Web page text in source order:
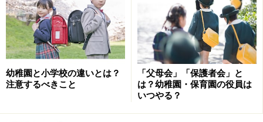
幼稚園と小学校の違いとは？
注意するべきこと
「父母会」「保護者会」と
は？幼稚園・保育園の役員は
いつやる？